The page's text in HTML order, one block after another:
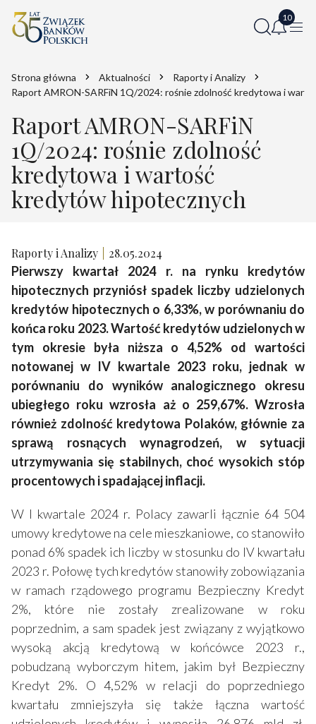
Strona główna Aktualności
Raporty i Analizy
Raport AMRON-SARFiN 1Q/2024: rośnie zdolność kredytowa i
Raport AMRON-SARFiN
1Q/2024: rośnie zdolność
kredytowa i wartość
kredytów hipotecznych
Raporty i Analizy 28.05.2024
Pierwszy kwartał 2024 r. na rynku kredytów
hipotecznych przyniósł spadek liczby udzielonych
kredytów hipotecznych o 6,33%, w porównaniu do
końca roku 2023. Wartość kredytów udzielonych w
tym okresie była niższa o 4,52% od wartości
notowanej w IV kwartale 2023 roku, jednak w
porównaniu do wyników analogicznego okresu
ubiegłego roku wzrosła aż o 259,67%. Wzrosła
również zdolność kredytowa Polaków, głównie za
sprawą rosnących wynagrodzeń, w sytuacji
utrzymywania się stabilnych, choć wysokich stóp
procentowych i spadającej inflacji.
W I kwartale 2024 r. Polacy zawarli łącznie 64 504
umowy kredytowe na cele mieszkaniowe, co stanowiło
ponad 6% spadek ich liczby w stosunku do IV kwartału
2023 r. Połowę tych kredytów stanowiły zobowiązania
w ramach rządowego programu Bezpieczny Kredyt
2%, które nie zostały zrealizowane w roku
poprzednim, a sam spadek jest związany z wyjątkowo
wysoką akcją kredytową w końcówce 2023 r.,
pobudzaną wyborczym hitem, jakim był Bezpieczny
Kredyt 2%. O 4,52% w relacji do poprzedniego
kwartału zmniejszyła się także łączna wartość